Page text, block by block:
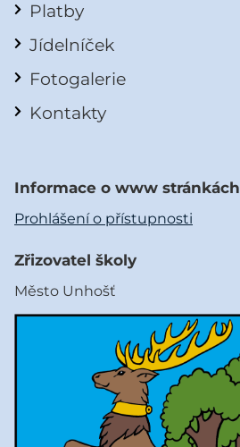
Platby
Jídelníček
Fotogalerie
Kontakty
Informace o www stránkách
Prohlášení o přístupnosti
Zřizovatel školy
Město Unhošť